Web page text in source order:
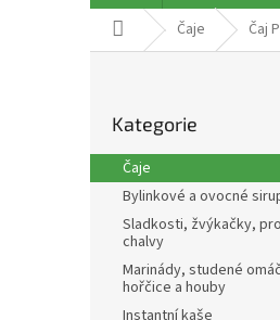
Domů Čaje Čaj
r
a
kategorie
Kategorie
Čaje
Bylinkové a ovocné
Sladkosti, žvýkačky,
chalvy
Marinády, studené
hořčice a houby
Instantní kaše